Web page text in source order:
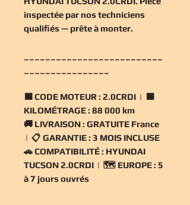
inspectée par nos techniciens
qualifiés — prête à monter.
🟧CODE MOTEUR : 2.0CRDI | 🟧
KILOMÉTRAGE : 88 000 km
🚚 LIVRAISON : GRATUITE France
| 📋 GARANTIE : 3 MOIS INCLUSE
🚗COMPATIBILITÉ : HYUNDAI
TUCSON 2.0CRDI | 🗺️ EUROPE : 5
à 7 jours ouvrés